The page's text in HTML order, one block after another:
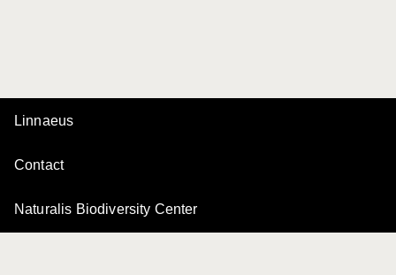
Linnaeus
Contact
Naturalis Biodiversity Center